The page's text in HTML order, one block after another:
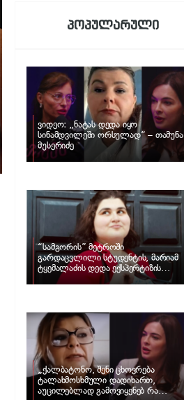
პოპულარული
ვიდეო: „ნატას დედა იყო
სინამდვილეში ორსულად“ – თამუნა
მუსერიძე
“სამგორის” მეტროში
გარდაცვლილი სტუდენტის, მარიამ
ტყემალაძის დედა ექსპერტიზის
პასუხს აქვეყნებს – რა გახდა გოგონას
„ქალბატონო, შენი ცხოვრება
ტალახმოსხმული დადიხართ,
აუცილებლად გამოვიყენებ რა